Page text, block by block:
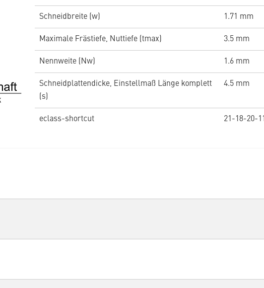
Schneidbreite (w) 1.71 mm
Maximale Frästiefe, Nuttiefe (tmax) 3.5 mm
Nennweite (Nw) 1.6 mm
Schneidplattendicke, Einstellmaß Länge komplett
(s)
4.5 mm
eclass-shortcut 21-18-20-11